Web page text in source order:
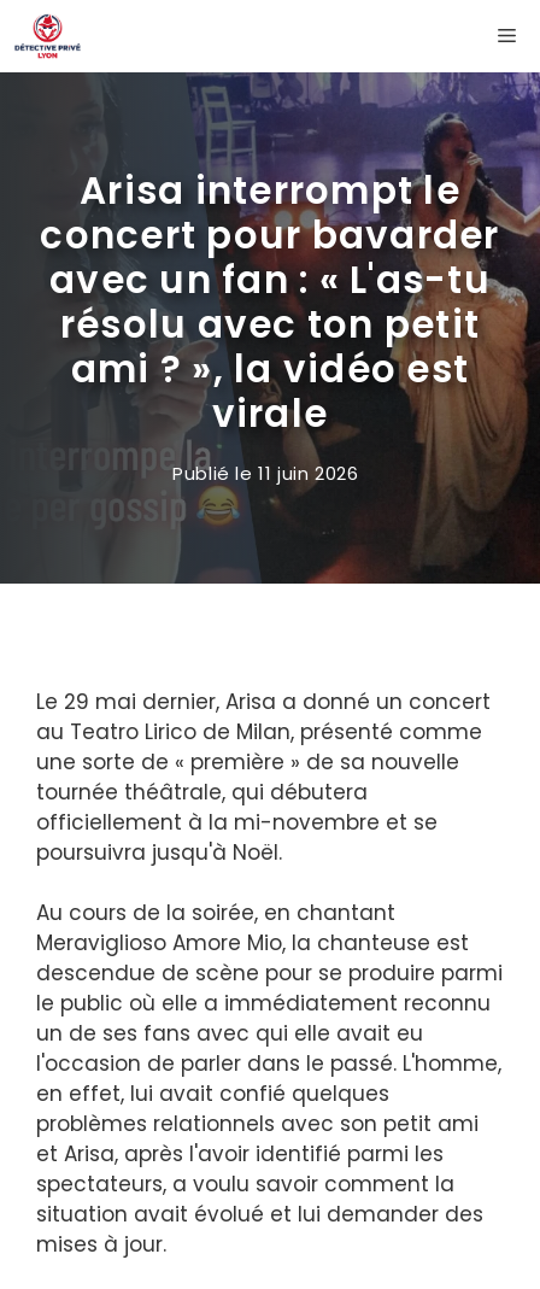
Aller
au
contenu
Arisa interrompt le
concert pour bavarder
avec un fan : « L'as-tu
résolu avec ton petit
ami ? », la vidéo est
virale
Publié le11 juin 2026
Le 29 mai dernier, Arisa a donné un concert
au Teatro Lirico de Milan, présenté comme
une sorte de « première » de sa nouvelle
tournée théâtrale, qui débutera
officiellement à la mi-novembre et se
poursuivra jusqu'à Noël.
Au cours de la soirée, en chantant
Meraviglioso Amore Mio, la chanteuse est
descendue de scène pour se produire parmi
le public où elle a immédiatement reconnu
un de ses fans avec qui elle avait eu
l'occasion de parler dans le passé. L'homme,
en effet, lui avait confié quelques
problèmes relationnels avec son petit ami
et Arisa, après l'avoir identifié parmi les
spectateurs, a voulu savoir comment la
situation avait évolué et lui demander des
mises à jour.